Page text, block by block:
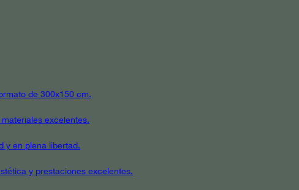
de 300x150 cm.
excelentes.
y en plena libertad.
y prestaciones excelentes.